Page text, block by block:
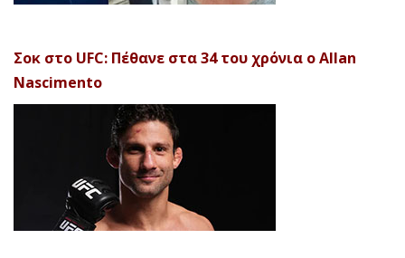
Σοκ στο UFC: Πέθανε στα 34 του χρόνια ο Allan
Nascimento